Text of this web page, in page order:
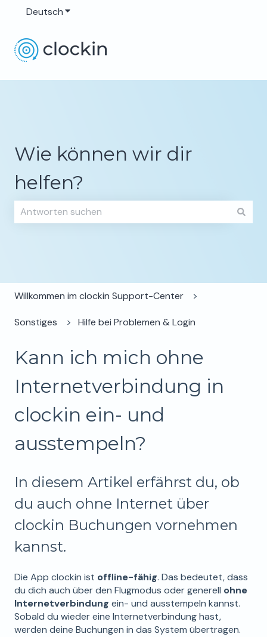
DeutschUntermenü für Übersetzungen anzeigen
Wie können wir dir
helfen?
Willkommen im clockin Support-Center
Sonstiges Hilfe bei Problemen & Login
Kann ich mich ohne
Internetverbindung in
clockin ein- und
ausstempeln?
In diesem Artikel erfährst du, ob
du auch ohne Internet über
clockin Buchungen vornehmen
kannst.
Die App clockin ist offline-fähig. Das bedeutet, dass
du dich auch über den Flugmodus oder generell ohne
Internetverbindung ein- und ausstempeln kannst.
Sobald du wieder eine Internetverbindung hast,
werden deine Buchungen in das System übertragen.